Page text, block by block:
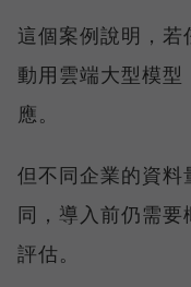
這個案例說明，
動用雲端大型模
應。
但不同企業的資料
同，導入前仍需要
評估。